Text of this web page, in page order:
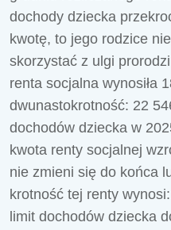
dochody dziecka
kwotę, to jego rodzice
skorzystać z ulgi
renta socjalna wynosiła
dwunastokrotność: 22
dochodów dziecka w
kwota renty socjalnej
nie zmieni się do końca
krotność tej renty
limit dochodów dziecka